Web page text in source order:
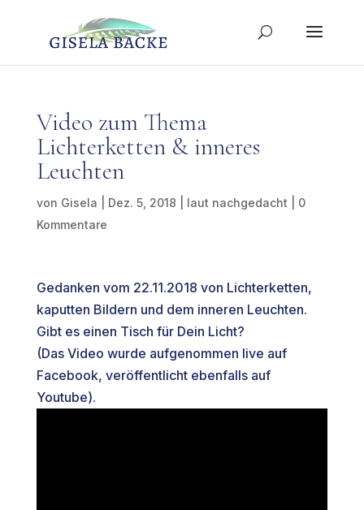
Video zum Thema
Lichterketten & inneres
Leuchten
von Gisela Dez. 5, 2018 laut nachgedacht
0
Kommentare
Gedanken vom 22.11.2018 von Lichterketten,
kaputten Bildern und dem inneren Leuchten.
Gibt es einen Tisch für Dein Licht?
(Das Video wurde aufgenommen live auf
Facebook, veröffentlicht ebenfalls auf
Youtube).